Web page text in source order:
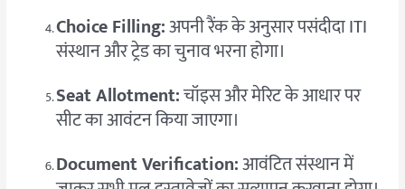
Choice Filling:अपनी रैंक के अनुसार पसंदीदा ITI
संस्थान और ट्रेड का चुनाव भरना होगा।
Seat Allotment:चॉइस और मेरिट के आधार पर
सीट का आवंटन किया जाएगा।
Document Verification:आवंटित संस्थान में